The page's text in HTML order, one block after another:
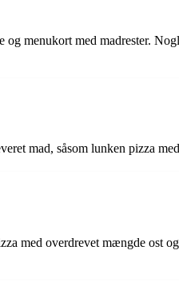
menukort med madrester.
mad, såsom lunken pizza
med overdrevet mængde ost